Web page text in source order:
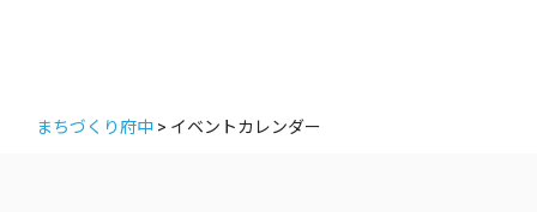
まちづくり府中 > イベントカレンダー